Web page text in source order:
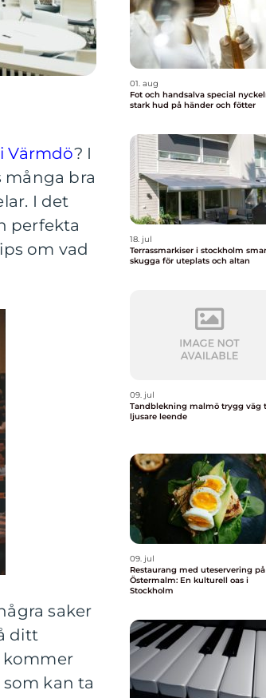
Värmdö? I
många bra
I det
perfekta
om vad
saker
ditt
kommer
kan ta
01. aug
Fot och handsalva special nyckeln till
stark hud på händer och fötter
18. jul
Terrassmarkiser i stockholm smart
skugga för uteplats och altan
09. jul
Tandblekning malmö trygg väg till ett
ljusare leende
09. jul
Restaurang med uteservering på
Östermalm: En kulturell oas i
Stockholm